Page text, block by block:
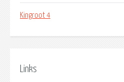
Kingroot 4
Links